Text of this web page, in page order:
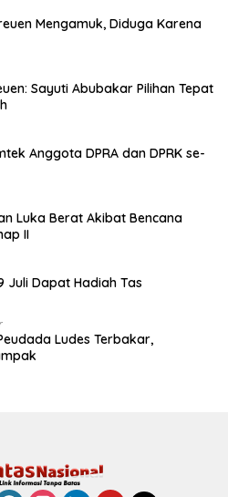
Mengamuk, Diduga Karena
Sayuti Abubakar Pilihan Tepat
Anggota DPRA dan DPRK se-
Luka Berat Akibat Bencana
II
Juli Dapat Hadiah Tas
Ludes Terbakar,